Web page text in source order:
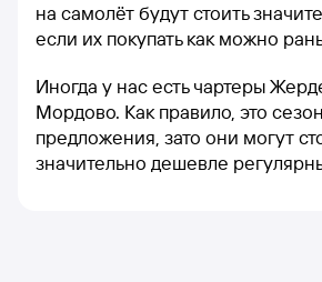
на самолёт будут стоить
если их покупать как можно
Иногда у нас есть чартеры
Мордово. Как правило, это
предложения, зато они могут
значительно дешевле